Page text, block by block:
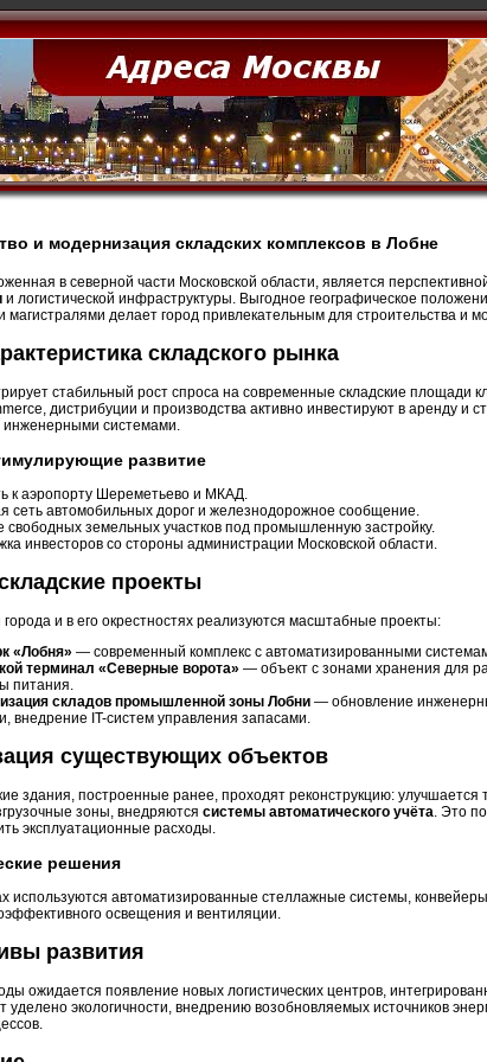
и модернизация складских комплексов в Лобне
в северной части Московской области, является
и логистической инфраструктуры. Выгодное географическое
магистралями делает город привлекательным для строительства и
складского рынка
стабильный рост спроса на современные складские площади
дистрибуции и производства активно инвестируют в аренду и
системами.
развитие
к аэропорту Шереметьево и МКАД.
сеть автомобильных дорог и железнодорожное сообщение.
свободных земельных участков под промышленную застройку.
инвесторов со стороны администрации Московской области.
проекты
и в его окрестностях реализуются масштабные проекты:
«Лобня» — современный комплекс с автоматизированными
терминал «Северные ворота» — объект с зонами хранения для
питания.
складов промышленной зоны Лобни — обновление
внедрение IT-систем управления запасами.
существующих объектов
здания, построенные ранее, проходят реконструкцию:
зоны, внедряются системы автоматического учёта . Это
эксплуатационные расходы.
решения
используются автоматизированные стеллажные системы,
освещения и вентиляции.
развития
ожидается появление новых логистических центров,
уделено экологичности, внедрению возобновляемых источников